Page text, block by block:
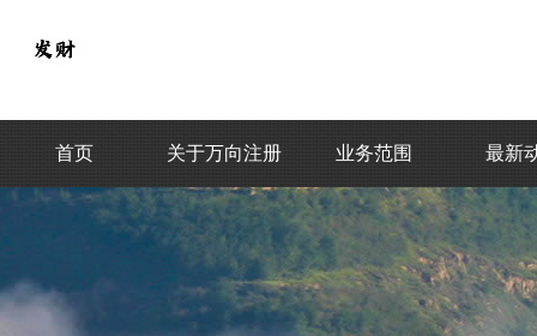
首页 关于万向注册 业务范围 最新